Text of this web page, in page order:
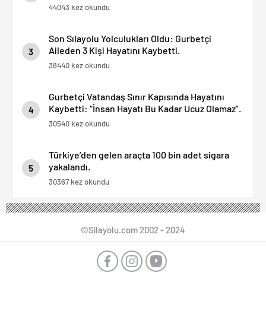
44043 kez okundu
3
Son Sılayolu Yolculukları Oldu: Gurbetçi
Aileden 3 Kişi Hayatını Kaybetti.
38440 kez okundu
4
Gurbetçi Vatandaş Sınır Kapısında Hayatını
Kaybetti: “İnsan Hayatı Bu Kadar Ucuz Olamaz”.
30540 kez okundu
5
Türkiye’den gelen araçta 100 bin adet sigara
yakalandı.
30367 kez okundu
©Silayolu.com 2002 - 2024